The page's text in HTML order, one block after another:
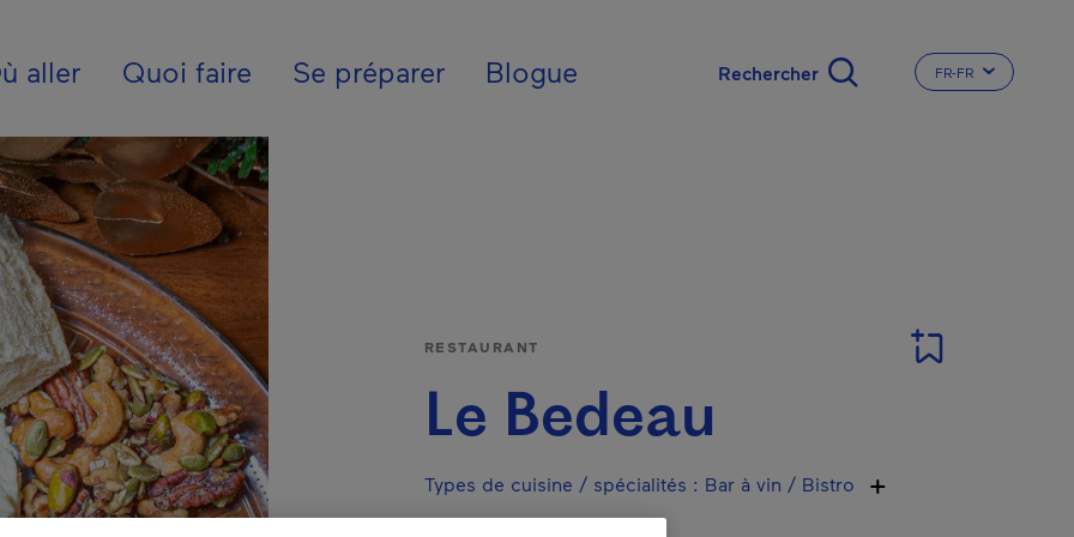
- Fr - France
aller Quoi faire Se préparer Blogue CHANGER LA
FR-FR
RESTAURANT
Le Bedeau
Types de cuisine / spécialités : Bar à vin / Bistro